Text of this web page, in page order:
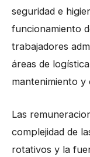
seguridad e
funcionamiento
trabajadores
áreas de
mantenimiento y
Las
complejidad de
rotativos y la